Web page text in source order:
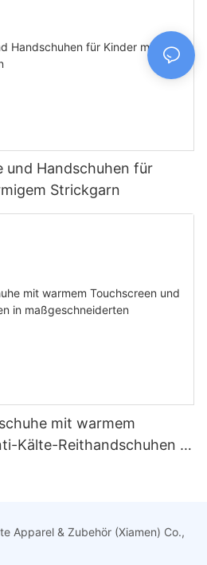
und Handschuhen für
Strickgarn
mit warmem
Kälte-Reithandschuhen in
Apparel & Zubehör (Xiamen) Co.,